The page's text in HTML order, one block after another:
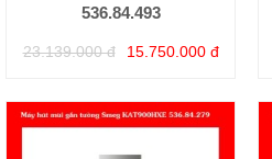
536.84.493
23.139.000 đ 15.750.000 đ